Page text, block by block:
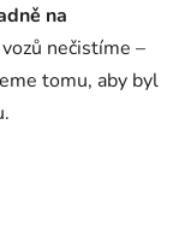
na
nečistíme –
tomu, aby byl